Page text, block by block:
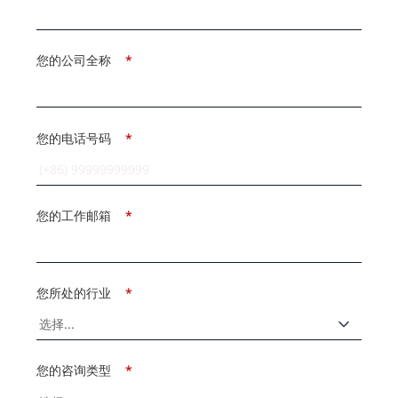
*
您的公司全称
*
您的电话号码
*
您的工作邮箱
*
您所处的行业
*
您的咨询类型